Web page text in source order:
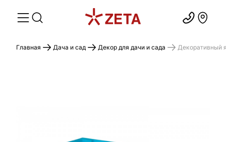
Главная Дача и сад Декор для дачи и сада Декоративный